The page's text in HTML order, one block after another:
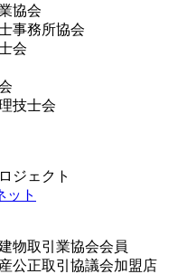
協会
事務所協会
会
技士会
ジェクト
ット
物取引業協会会員
公正取引協議会加盟店